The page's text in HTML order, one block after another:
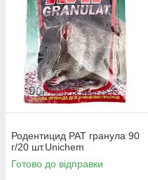
Родентицид РАТ гранула 90
г/20 шт.Unichem
Готово до відправки